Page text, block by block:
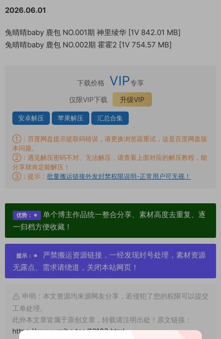
2026.06.01
兔晴晴baby 鹿包 NO.001期 神里绫华 [1V 842.01 MB]
兔晴晴baby 鹿包 NO.002期 霍霍2 [1V 754.57 MB]
下载价格 VIP专享
仅限VIP下载
升级VIP
安卓解压 苹果解压 汇总合集
①：百度网盘提示提取码错误，请更换浏览器重试，这是百度网盘版
本问题。
②：遇见解压密码不对、无法解压，请查看上面对应的解压教程，能
分享就肯定能解压！
③：提示： 批量搬运链接外发封禁权限说明-正常用户可无视！
优势：
单个博主作品统一整合分享、素材高度去重复、逐
一归档方便收藏！
提示：
严禁搬运资源链接，一经发现封号处理，素材资源
无露点、需求请绕道，关闭本站网页！
申明：本文资源均来源网友分享，若侵犯了您的权限可以提交
工单处理。
此外本文章皆属于原创文章，转载请注明出处！原文链接：
https://www.vmiba.top/12193.html